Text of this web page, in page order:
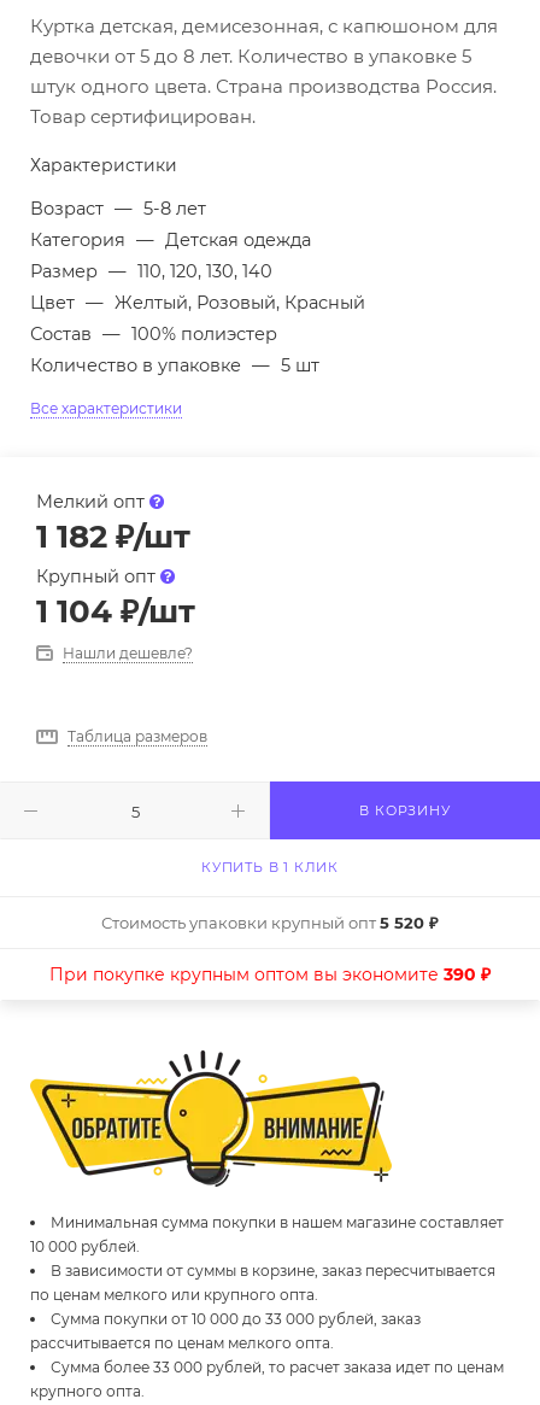
Куртка детская, демисезонная, с капюшоном для
девочки от 5 до 8 лет. Количество в упаковке 5
штук одного цвета. Страна производства Россия.
Товар сертифицирован.
Характеристики
Возраст — 5-8 лет
Категория — Детская одежда
Размер — 110, 120, 130, 140
Цвет — Желтый, Розовый, Красный
Состав — 100% полиэстер
Количество в упаковке — 5 шт
Все характеристики
Мелкий опт
1 182 ₽/шт
Крупный опт
1 104 ₽/шт
Нашли дешевле?
Таблица размеров
В КОРЗИНУ
КУПИТЬ В 1 КЛИК
Стоимость упаковки крупный опт5 520 ₽
При покупке крупным оптом вы экономите 390 ₽
Минимальная сумма покупки в нашем магазине составляет
10 000 рублей.
В зависимости от суммы в корзине, заказ пересчитывается
по ценам мелкого или крупного опта.
Сумма покупки от 10 000 до 33 000 рублей, заказ
рассчитывается по ценам мелкого опта.
Сумма более 33 000 рублей, то расчет заказа идет по ценам
крупного опта.